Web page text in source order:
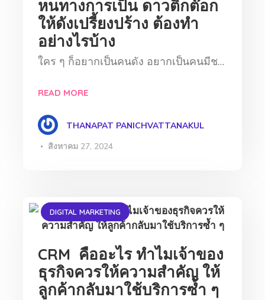
หนทางการเป็น ดาวติ๊กต๊อก
ให้ดังเปรี้ยงปร้าง ต้องทำ
อย่างไรบ้าง
ใคร ๆ ก็อยากเป็นคนดัง อยากเป็นคนมีช…
READ MORE
THANAPAT PANICHVATTANAKUL
สิงหาคม 27, 2024
DIGITAL MARKETING
CRM คืออะไร ทำไมเจ้าของ
ธุรกิจควรให้ความสำคัญ ให้
ลูกค้ากลับมาใช้บริการซ้ำ ๆ